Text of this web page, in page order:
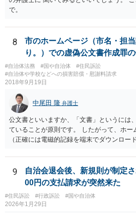
で。
8
市のホームページ（市名・担
り。）での虚偽公文書作成罪
#自治体法務 #国や自治体
#住民訴訟
#自治体や学校などへの損害賠償・慰謝料請求
2018年9月19日
中尾田 隆 弁護士
公文書といいますか、「文書」というには
ていることが原則です。 したがって、ホー
（正確には電磁的記録を端末でダウンロー
するか否かとなります。 また、自動計算シ
実証明に関する電磁的記録」に該当するか
ったときに裁判所がどのように判断するか
すが、一般論としては、ホームページ上の
参考の情報であり、何か手続きをするさい
なると思われますので、「権利、義務又は
9
自治会退会後、新規則が制定
00円の支払請求が突然来た
#住民訴訟 #行政訴訟 #国や自治体
2026年1月29日